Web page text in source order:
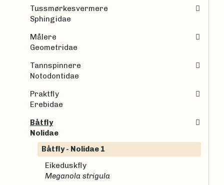
Tussmørkesvermere
Sphingidae
Målere
Geometridae
Tannspinnere
Notodontidae
Praktfly
Erebidae
Båtfly
Nolidae
Båtfly - Nolidae 1
Eikeduskfly
Meganola strigula